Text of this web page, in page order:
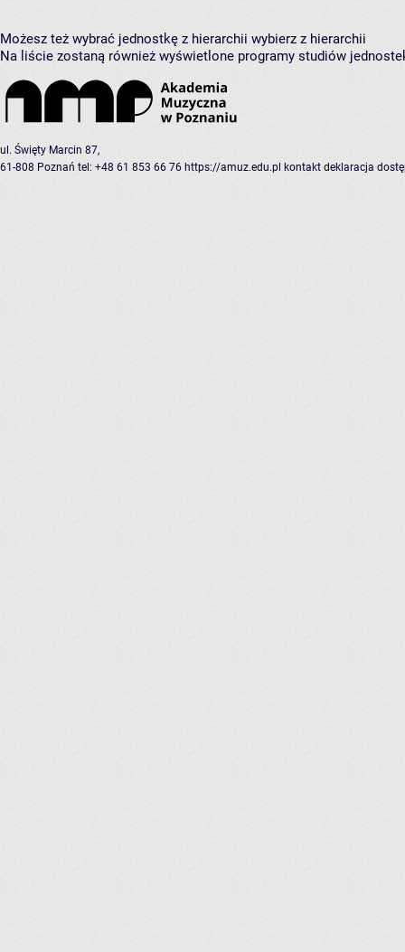
Możesz też wybrać jednostkę z hierarchii wybierz z hierarchii
Na liście zostaną również wyświetlone programy studiów
ul. Święty Marcin 87,
61-808 Poznań tel: +48 61 853 66 76 https://amuz.edu.pl kontakt deklaracja